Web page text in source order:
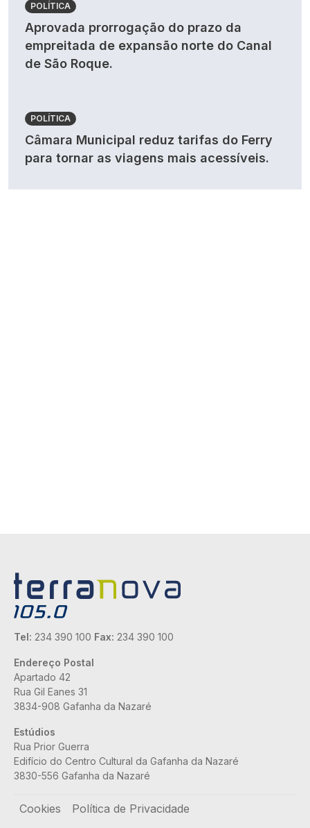
POLÍTICA
Aprovada prorrogação do prazo da
empreitada de expansão norte do Canal
de São Roque.
POLÍTICA
Câmara Municipal reduz tarifas do Ferry
para tornar as viagens mais acessíveis.
Tel: 234 390 100 Fax: 234 390 100
Endereço Postal
Apartado 42
Rua Gil Eanes 31
3834-908 Gafanha da Nazaré
Estúdios
Rua Prior Guerra
Edifício do Centro Cultural da Gafanha da Nazaré
3830-556 Gafanha da Nazaré
Rodapé
Cookies Política de Privacidade